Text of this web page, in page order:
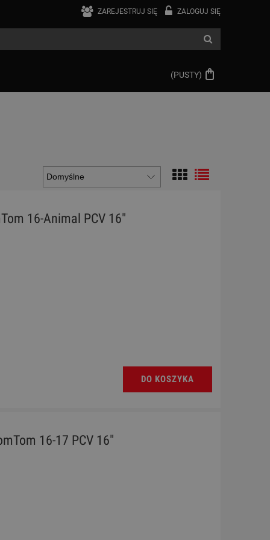
ZAREJESTRUJ SIĘ ZALOGUJ SIĘ
(PUSTY)
16-Animal PCV 16"
DO KOSZYKA
16-17 PCV 16"